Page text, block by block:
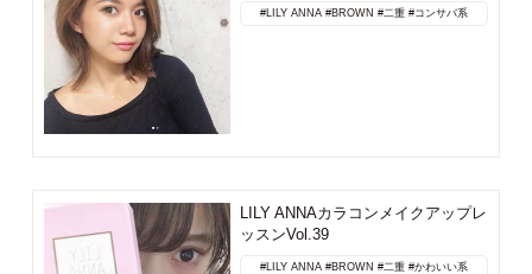
#LILY ANNA #BROWN #二重 #コンサバ系
LILY ANNAカラコンメイクアップレ
ッスンVol.39
#LILY ANNA #BROWN #二重 #かわいい系